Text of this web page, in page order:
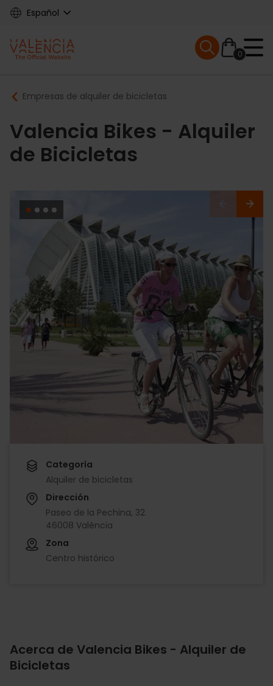
Skip
content
Español
Main
navigation
0
Mobile menu
Breadcrumb
Empresas de alquiler de bicicletas
Valencia Bikes - Alquiler
de Bicicletas
Categoría
Alquiler de bicicletas
Dirección
Paseo de la Pechina, 32
46008 València
Zona
Centro histórico
Acerca de Valencia Bikes - Alquiler de
Bicicletas